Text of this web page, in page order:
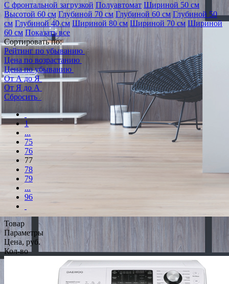
С фронтальной загрузкой Полуавтомат Шириной 50 см
Высотой 60 см Глубиной 70 см Глубиной 60 см Глубиной 50
см Глубиной 40 см Шириной 80 см Шириной 70 см Шириной
60 см Показать все
Сортировать по:
Рейтинг по убыванию
Цена по возрастанию
Цена по убыванию
От А до Я
От Я до А
Сбросить
1
...
75
76
77
78
79
...
96
Товар
Параметры
Цена, руб.
Кол-во